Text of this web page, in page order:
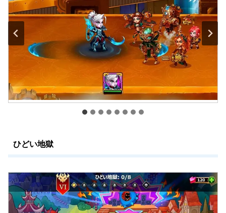
ひどい地獄